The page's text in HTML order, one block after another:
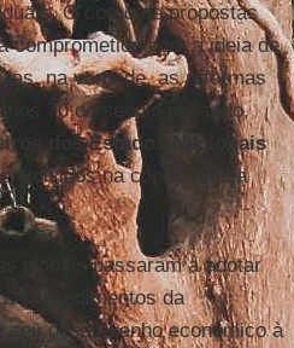
O corpo de propostas
comprometido com a ideia de
na verdade, as reformas
70 do século passado,
dos Estados Nacionais
na concorrência
globais passaram a adotar
procedimentos da
desempenho econômico à